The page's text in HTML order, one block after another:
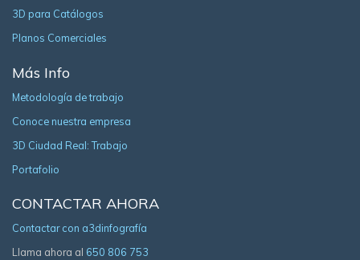
3D para Catálogos
Planos Comerciales
Más Info
Metodología de trabajo
Conoce nuestra empresa
3D Ciudad Real: Trabajo
Portafolio
CONTACTAR AHORA
Contactar con a3dinfografía
Llama ahora al 650 806 753